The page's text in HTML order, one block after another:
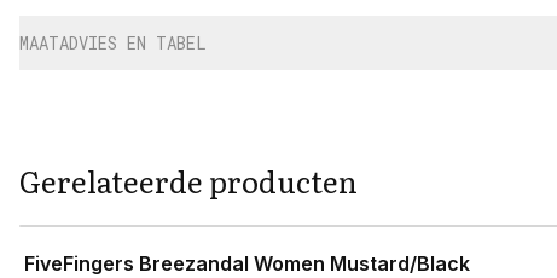
MAATADVIES EN TABEL
Gerelateerde producten
FiveFingers Breezandal Women Mustard/Black